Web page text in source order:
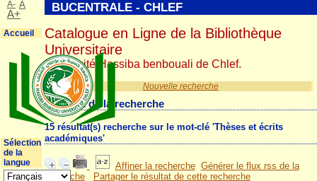
Nouvelle recherche
Résultat de la recherche
15 résultat(s) recherche sur le mot-clé 'Thèses et écrits
académiques'
Affiner la recherche Générer le flux rss de la
recherche
Partager le résultat de cette recherche
BUCENTRALE - CHLEF
Catalogue en Ligne de la Bibliothèque
Universitaire
Université Hassiba benbouali de Chlef.
A- A
A+
Accueil
Sélection
de la
langue